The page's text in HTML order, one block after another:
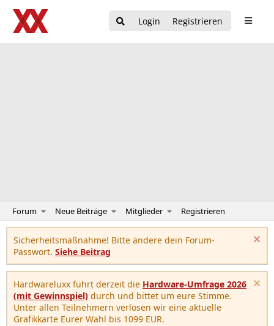
Login Registrieren
Forum Neue Beiträge Mitglieder Registrieren
Sicherheitsmaßnahme! Bitte ändere dein Forum-
Passwort. Siehe Beitrag
Hardwareluxx führt derzeit die Hardware-Umfrage 2026
(mit Gewinnspiel) durch und bittet um eure Stimme.
Unter allen Teilnehmern verlosen wir eine aktuelle
Grafikkarte Eurer Wahl bis 1099 EUR.